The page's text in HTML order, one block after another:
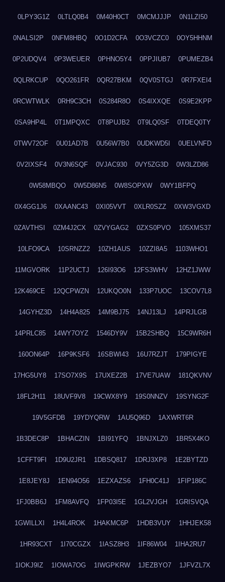
0LPY3G1Z 0LTLQ0B4 0M40H0CT 0MCMJJJP 0N1LZI50
0NALSI2P 0NFM8HBQ 0O1D2CFA 0O3VCZC0 0OY5HHNM
0P2UDQV4 0P3WEUER 0PHNO5Y4 0PPJIUB7 0PUMEZB4
0QLRKCUP 0QO261FR 0QR27BKM 0QV0STGJ 0R7FXEI4
0RCWTWLK 0RH9C3CH 0S284R8O 0S4IXXQE 0S9E2KPP
0SA9HP4L 0T1MPQXC 0T8PUJB2 0T9LQ0SF 0TDEQ0TY
0TWV72OF 0U01AD7B 0U56W7B0 0UDKWD5I 0UELVNFD
0V2IXSF4 0V3N6SQF 0VJAC930 0VY5ZG3D 0W3LZD86
0W58MBQO 0W5D86N5 0W8SOPXW 0WY1BFPQ
0X4GG1J6 0XAANC43 0XI05VVT 0XLR0SZZ 0XW3VGXD
0ZAVTHSI 0ZM4J2CX 0ZVYGAG2 0ZXS0PVO 105XMS37
10LFO9CA 10SRNZZ2 10ZH1AUS 10ZZI8A5 1103WHO1
11MGVORK 11P2UCTJ 126I93O6 12FS3WHV 12HZ1JWW
12K469CE 12QCPWZN 12UKQO0N 133P7UOC 13COV7L8
14GYHZ3D 14H4A825 14M9BJ75 14NJ13LJ 14PRJLGB
14PRLC85 14WY7OYZ 1546DY9V 15B2SHBQ 15C9WR6H
160ON64P 16P9KSF6 16SBWI43 16U7RZJT 179PIGYE
17HG5UY8 17SO7X9S 17UXEZ2B 17VE7UAW 181QKVNV
18FL2H11 18UVF9V8 19CWX8Y9 19S0NNZV 19SYNG2F
19V5GFDB 19YDYQRW 1AU5Q96D 1AXWRT6R
1B3DEC8P 1BHACZIN 1BI91YFQ 1BNJXLZ0 1BR5X4KO
1CFFT9FI 1D9U2JR1 1DBSQ817 1DRJ3XP8 1E2BYTZD
1E8JEY8J 1EN94O56 1EZXAZS6 1FH0C41J 1FIP186C
1FJ0BB6J 1FM8AVFQ 1FP03I5E 1GL2VJGH 1GRISVQA
1GWILLXI 1H4L4ROK 1HAKMC6P 1HDB3VUY 1HHJEK58
1HR93CXT 1I70CGZX 1IASZ8H3 1IF86W04 1IHA2RU7
1IOKJ9IZ 1IOWA7OG 1IWGPKRW 1JEZBYO7 1JFVZL7X